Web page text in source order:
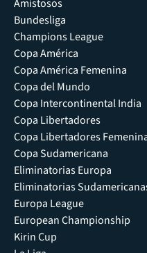
Amistosos
Bundesliga
Champions League
Copa América
Copa América Femenina
Copa del Mundo
Copa Intercontinental India
Copa Libertadores
Copa Libertadores
Copa Sudamericana
Eliminatorias Europa
Eliminatorias
Europa League
European Championship
Kirin Cup